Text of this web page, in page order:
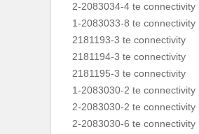
2-2083034-4 te connectivity
1-2083033-8 te connectivity
2181193-3 te connectivity
2181194-3 te connectivity
2181195-3 te connectivity
1-2083030-2 te connectivity
2-2083030-2 te connectivity
2-2083030-6 te connectivity